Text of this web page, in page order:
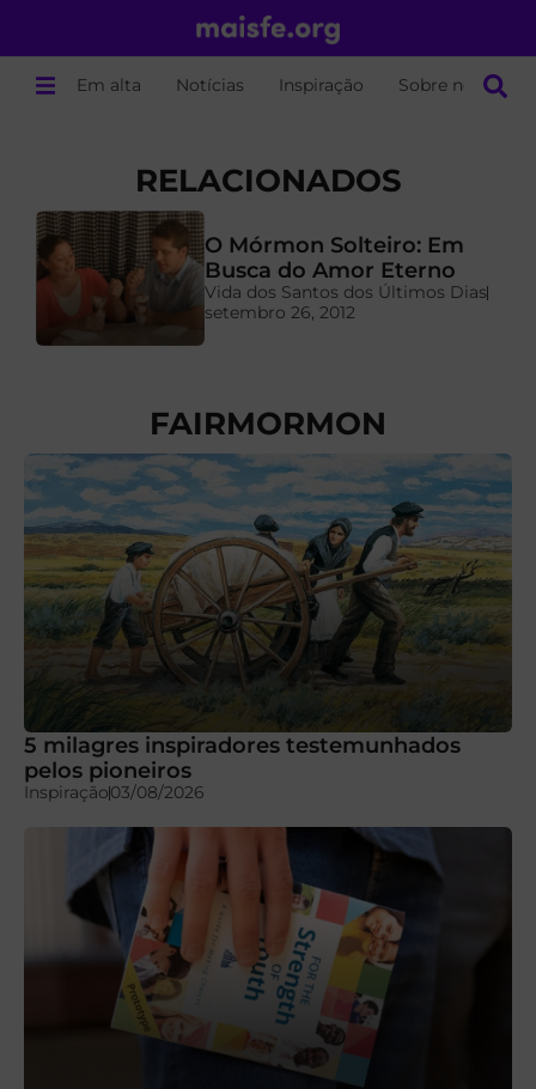
Em alta Notícias Inspiração Sobre nós
RELACIONADOS
O Mórmon Solteiro: Em
Busca do Amor Eterno
Vida dos Santos dos Últimos Dias
setembro 26, 2012
FAIRMORMON
5 milagres inspiradores testemunhados
pelos pioneiros
Inspiração03/08/2026